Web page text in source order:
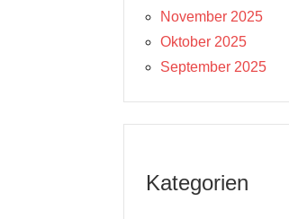
November 2025
Oktober 2025
September 2025
Kategorien